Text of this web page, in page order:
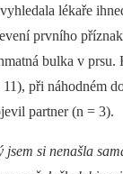
lékaře
prvního
bulka v prsu.
při náhodném
partner (n = 3).
jsem si nenašla